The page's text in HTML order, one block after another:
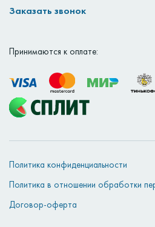
Заказать звонок
Принимаются к оплате:
Политика конфиденциальности
Политика в отношении обработки
Договор-оферта